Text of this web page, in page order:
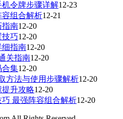
机令牌步骤详解12-23
容组合解析12-21
指南12-20
巧12-20
细指南12-20
关指南12-20
合集12-20
方法与使用步骤解析12-20
升攻略12-20
最强阵容组合解析12-20